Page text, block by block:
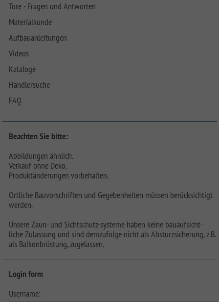
Tore - Fragen und Antworten
Materialkunde
Aufbauanleitungen
Videos
Kataloge
Händlersuche
FAQ
Beachten Sie bitte:
Abbildungen ähnlich.
Verkauf ohne Deko.
Produktänderungen vorbehalten.
Örtliche Bauvorschriften und Gegebenheiten müssen berücksichtigt
werden.
Unsere Zaun- und Sichtschutz-systeme haben keine bauaufsicht-
liche Zulassung und sind demzufolge nicht als Absturzsicherung, z.B.
als Balkonbrüstung, zugelassen.
Login form
Username: